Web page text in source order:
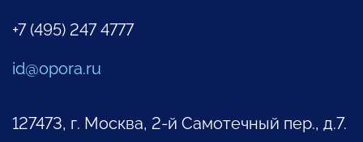
+7 (495) 247 4777
id@opora.ru
127473, г. Москва, 2-й Самотечный пер., д.7.